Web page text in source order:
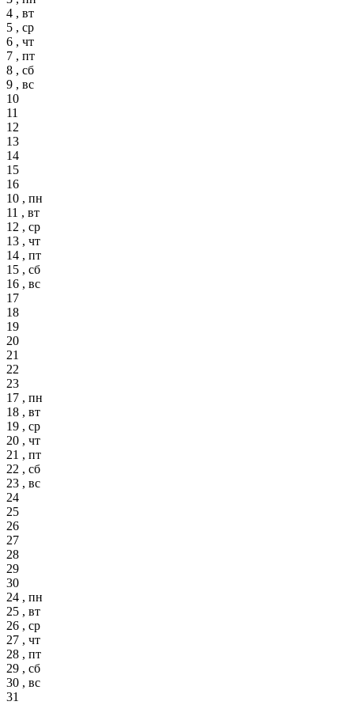
4 , вт
5 , ср
6 , чт
7 , пт
8 , сб
9 , вс
10
11
12
13
14
15
16
10 , пн
11 , вт
12 , ср
13 , чт
14 , пт
15 , сб
16 , вс
17
18
19
20
21
22
23
17 , пн
18 , вт
19 , ср
20 , чт
21 , пт
22 , сб
23 , вс
24
25
26
27
28
29
30
24 , пн
25 , вт
26 , ср
27 , чт
28 , пт
29 , сб
30 , вс
31